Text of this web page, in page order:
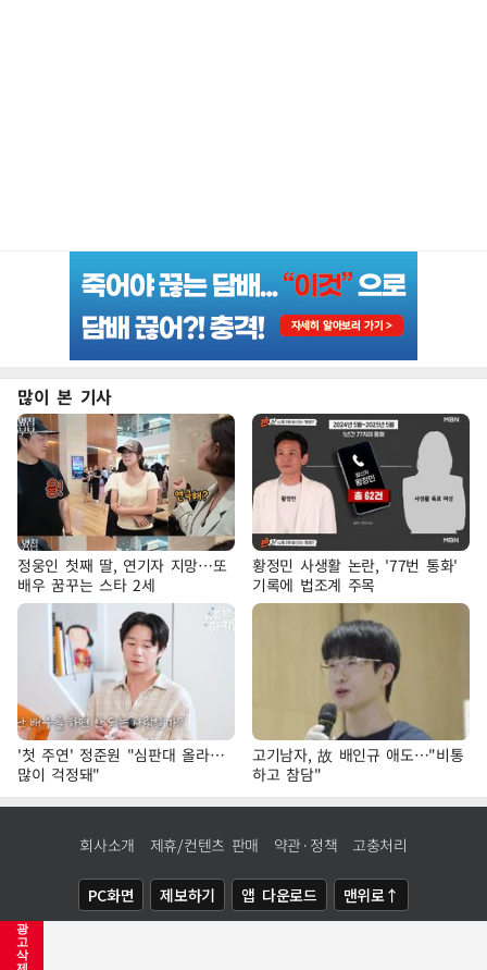
광
고
삭
많이 본 기사
정웅인 첫째 딸, 연기자 지망…또
배우 꿈꾸는 스타 2세
황정민 사생활 논란, '77번 통화'
기록에 법조계 주목
'첫 주연' 정준원 "심판대 올라…
많이 걱정돼"
고기남자, 故 배인규 애도…"비통
하고 참담"
회사소개 제휴/컨텐츠 판매 약관·정책 고충처리
PC화면 제보하기 앱 다운로드 맨위로↑